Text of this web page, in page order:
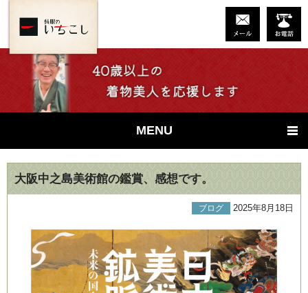
MENU
大阪中之島美術館の鑑賞、感想です。
ブログ 2025年8月18日